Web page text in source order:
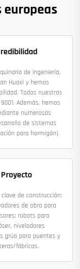
europeas
de ingeniería,
Huaxi y hemos
Todos nuestros
Además, hemos
numerosas
de sistemas
para hormigón).
de construcción:
de obra para
robots para
niveladores
grúa para puentes y
fábricas.